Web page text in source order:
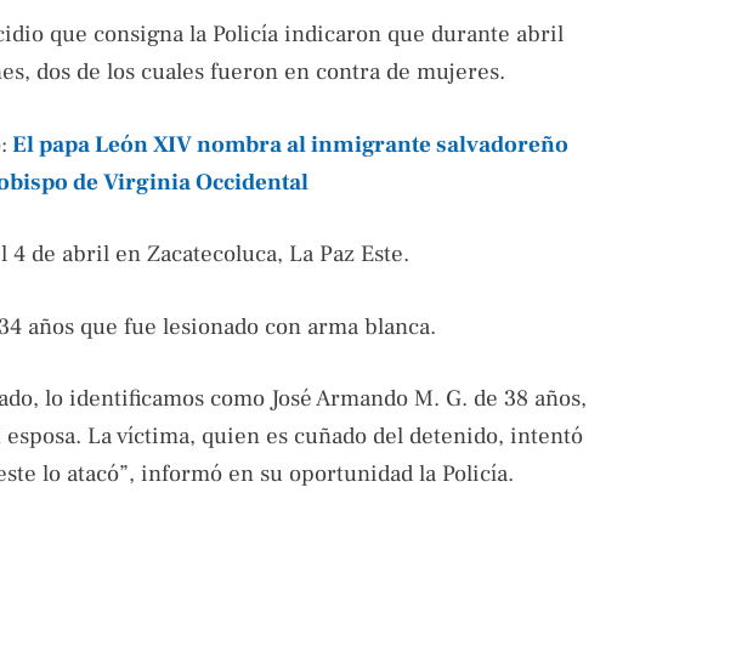
que consigna la Policía indicaron que durante abril
dos de los cuales fueron en contra de mujeres.
El papa León XIV nombra al inmigrante salvadoreño
de Virginia Occidental
de abril en Zacatecoluca, La Paz Este.
años que fue lesionado con arma blanca.
lo identificamos como José Armando M. G. de 38 años,
La víctima, quien es cuñado del detenido, intentó
lo atacó”, informó en su oportunidad la Policía.